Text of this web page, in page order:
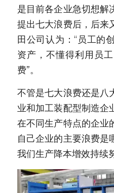
是目前各企业急切想解
提出七大浪费后，后来
田公司认为：“员工的
资产，不懂得利用员
费”。
不管是七大浪费还是八
业和加工装配型制造企
在不同生产特点的企业
自己企业的主要浪费是
我们生产降本增效持续